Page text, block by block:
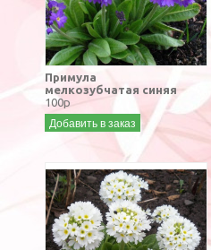
Примула
мелкозубчатая синяя
100р
Добавить в заказ